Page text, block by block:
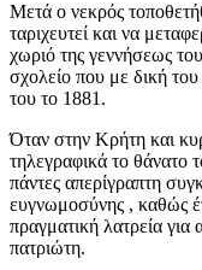
Μετά ο νεκρός
ταριχευτεί και να
χωριό της γεννήσεως
σχολείο που με δική
του το 1881.
Όταν στην Κρήτη και
τηλεγραφικά το θάνατο
πάντες απερίγραπτη
ευγνωμοσύνης , καθώς
πραγματική λατρεία
πατριώτη.